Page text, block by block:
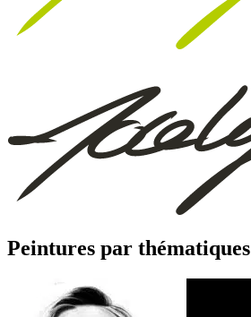
Peintures par thématiques